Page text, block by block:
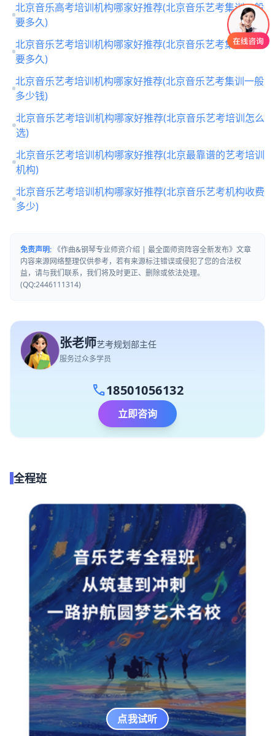
北京音乐高考培训机构哪家好推荐(北京音乐艺考集训一般
要多久)
北京音乐艺考培训机构哪家好推荐(北京音乐艺考集训一般
要多久)
北京音乐艺考培训机构哪家好推荐(北京音乐艺考集训一般
多少钱)
北京音乐艺考培训机构哪家好推荐(北京音乐艺考培训怎么
选)
北京音乐艺考培训机构哪家好推荐(北京最靠谱的艺考培训
机构)
北京音乐艺考培训机构哪家好推荐(北京音乐艺考机构收费
多少)
免责声明: 《作曲&钢琴专业师资介绍 | 最全面师资阵容全新发布》文章
内容来源网络整理仅供参考，若有来源标注错误或侵犯了您的合法权
益，请与我们联系，我们将及时更正、删除或依法处理。
(QQ:2446111314)
张老师艺考规划部主任
服务过众多学员
call18501056132
立即咨询
全程班
点我试听